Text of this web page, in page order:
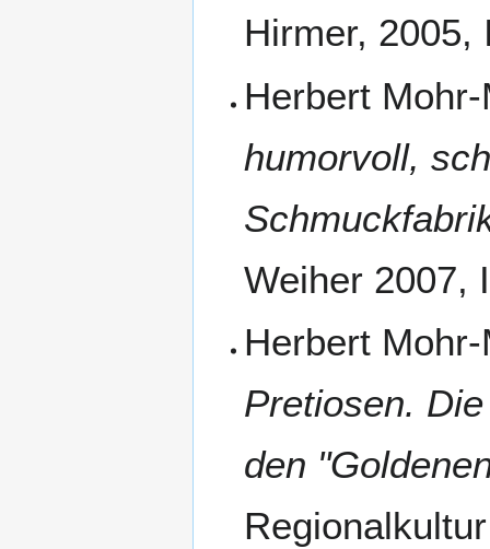
Hirmer, 2005,
Herbert
humorvoll,
Weiher 2007,
Herbert
Pretiosen.
den